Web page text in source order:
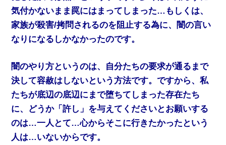
気付かないまま罠にはまってしまった…もしくは、
家族が殺害/拷問されるのを阻止する為に、闇の言い
なりになるしかなかったのです。
闇のやり方というのは、自分たちの要求が通るまで
決して容赦はしないという方法です。ですから、私
たちが底辺の底辺にまで堕ちてしまった存在たち
に、どうか「許し」を与えてくださいとお願いする
のは…一人とて…心からそこに行きたかったという
人は…いないからです。